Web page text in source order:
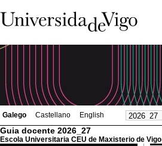
Galego Castellano English
Guia docente 2026_27
Escola Universitaria CEU de Maxisterio de Vigo